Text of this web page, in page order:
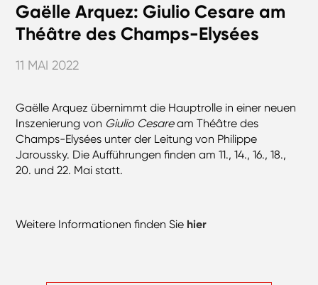
Gaëlle Arquez: Giulio Cesare am
Théâtre des Champs-Elysées
11 MAI 2022
Gaëlle Arquez übernimmt die Hauptrolle in einer neuen
Inszenierung von Giulio Cesaream Théâtre des
Champs-Elysées unter der Leitung von Philippe
Jaroussky. Die Aufführungen finden am 11., 14., 16., 18.,
20. und 22. Mai statt.
Weitere Informationen finden Sie hier